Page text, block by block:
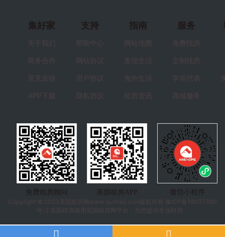
集好家
关于我们
商务合作
意见反馈
APP下载
支持
帮助中心
网站协议
用户协议
隐私协议
指南
网站地图
发现生活
海外生活
租房资讯
服务
免费找房
定制找房
学居代表
商城服务
免费租房顾问 英国租房APP
微信小程序
Copyright © 2023 英国租房 网www.qunheji.com版权所有
豫ICP备19007390
号-2 英国租房就用英国租房网平台，为您提供专业好房。